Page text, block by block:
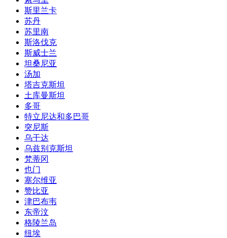
斯里兰卡
苏丹
苏里南
斯洛伐克
斯威士兰
坦桑尼亚
汤加
塔吉克斯坦
土库曼斯坦
多哥
特立尼达和多巴哥
突尼斯
乌干达
乌兹别克斯坦
梵蒂冈
也门
塞尔维亚
赞比亚
津巴布韦
东帝汶
格陵兰岛
纽埃